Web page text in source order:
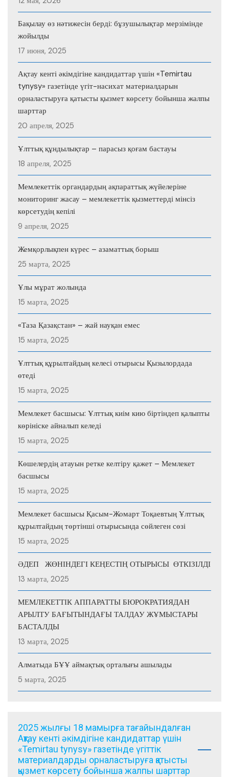
Бақылау өз нәтижесін берді: бұзушылықтар мерзімінде
жойылды
17 июня, 2025
Ақтау кенті әкімдігіне кандидаттар үшін «Temirtau
tynysy» газетінде үгіт-насихат материалдарын
орналастыруға қатысты қызмет көрсету бойынша жалпы
шарттар
20 апреля, 2025
Ұлттық құндылықтар – парасыз қоғам бастауы
18 апреля, 2025
Мемлекеттік органдардың ақпараттық жүйелеріне
мониторинг жасау – мемлекеттік қызметтерді мінсіз
көрсетудің кепілі
9 апреля, 2025
Жемқорлықпен күрес – азаматтық борыш
25 марта, 2025
Ұлы мұрат жолында
15 марта, 2025
«Таза Қазақстан» – жай науқан емес
15 марта, 2025
Ұлттық құрылтайдың келесі отырысы Қызылордада
өтеді
15 марта, 2025
Мемлекет басшысы: Ұлттық киім кию біртіндеп қалыпты
көрініске айналып келеді
15 марта, 2025
Көшелердің атауын ретке келтіру қажет – Мемлекет
басшысы
15 марта, 2025
Мемлекет басшысы Қасым-Жомарт Тоқаевтың Ұлттық
құрылтайдың төртінші отырысында сөйлеген сөзі
15 марта, 2025
ӘДЕП ЖӨНІНДЕГІ КЕҢЕСТІҢ ОТЫРЫСЫ ӨТКІЗІЛДІ
13 марта, 2025
МЕМЛЕКЕТТІК АППАРАТТЫ БЮРОКРАТИЯДАН
АРЫЛТУ БАҒЫТЫНДАҒЫ ТАЛДАУ ЖҰМЫСТАРЫ
БАСТАЛДЫ
13 марта, 2025
Алматыда БҰҰ аймақтық орталығы ашылады
5 марта, 2025
2025 жылғы 18 мамырға тағайындалған
Ақтау кенті әкімдігіне кандидаттар үшін
«Temirtau tynysy» газетінде үгіттік
материалдарды орналастыруға қатысты
қызмет көрсету бойынша жалпы шарттар